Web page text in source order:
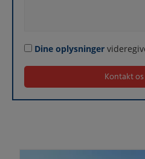
Consent
Dine oplysninger
Kontakt os